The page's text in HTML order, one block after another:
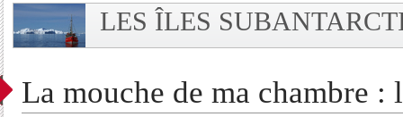
LES ÎLES
La mouche de ma chambre :